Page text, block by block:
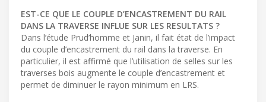
EST-CE QUE LE COUPLE D’ENCASTREMENT DU RAIL
DANS LA TRAVERSE INFLUE SUR LES RESULTATS ?
Dans l’étude Prud’homme et Janin, il fait état de l’impact
du couple d’encastrement du rail dans la traverse. En
particulier, il est affirmé que l’utilisation de selles sur les
traverses bois augmente le couple d’encastrement et
permet de diminuer le rayon minimum en LRS.